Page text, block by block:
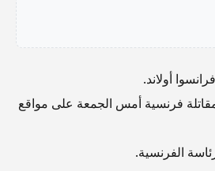
أولاند.
فرنسية أمس الجمعة على مواقع
الفرنسية.